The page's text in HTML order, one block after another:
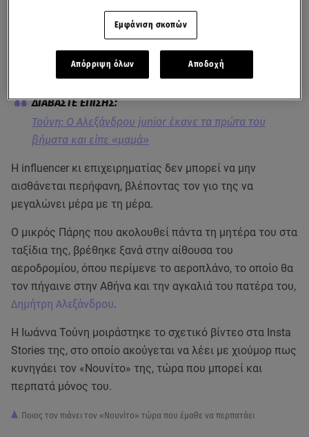
δημοσίευσε πρόσφατα ένα βίντεο από
το σπίτι της στη Θεσσαλονίκη που έδειχνε τον Πάρη να
κάνει τα πρώτα του βήματα και να φωνάζει «μαμά».
Τούνη: Ο Αλεξάνδρου junior έκανε τα πρώτα του
βήματα και είπε «μαμά»
Η influencer κι επιχειρηματίας δεν μπορεί να μην
αισθάνεται περήφανη, βλέποντας τον γιο της να
μεγαλώνει μέρα με τη μέρα.
Ο μικρός Πάρης που ακολουθεί πάντα τη μητέρα του στα
ταξίδια της, βρέθηκε ξανά στην αίθουσα του
αεροδρομίου, όπου περίμενε το αεροπλάνο, το οποίο θα
τον πήγαινε στην Αθήνα και την αγκαλιά του πατέρα του,
Δημήτρη Αλεξάνδρου.
Η Ιωάννα Τούνη μοιράστηκε το σχετικό βίντεο στα Insta
Stories της, στο οποίο ακούγεται να λέει με χιούμορ πως
κυνηγάει τον «Νουνίτο» της, τώρα που μπορεί και
περπατά μόνος του.
Ποιος τον πιάνει τον «Νουνίτο» τώρα που έμαθε να περπατάει
Εμφάνιση σκοπών
Απόρριψη όλων Αποδοχή